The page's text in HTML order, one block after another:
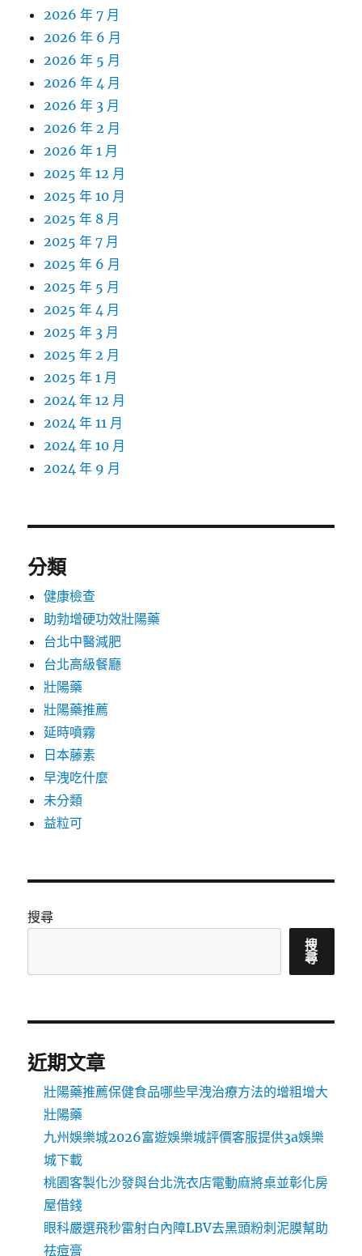
2026 年 7 月
2026 年 6 月
2026 年 5 月
2026 年 4 月
2026 年 3 月
2026 年 2 月
2026 年 1 月
2025 年 12 月
2025 年 10 月
2025 年 8 月
2025 年 7 月
2025 年 6 月
2025 年 5 月
2025 年 4 月
2025 年 3 月
2025 年 2 月
2025 年 1 月
2024 年 12 月
2024 年 11 月
2024 年 10 月
2024 年 9 月
分類
健康檢查
助勃增硬功效壯陽藥
台北中醫減肥
台北高級餐廳
壯陽藥
壯陽藥推薦
延時噴霧
日本藤素
早洩吃什麼
未分類
益粒可
搜尋
搜
尋
近期文章
壯陽藥推薦保健食品哪些早洩治療方法的增粗增大
壯陽藥
九州娛樂城2026富遊娛樂城評價客服提供3a娛樂
城下載
桃園客製化沙發與台北洗衣店電動麻將桌並彰化房
屋借錢
眼科嚴選飛秒雷射白內障LBV去黑頭粉刺泥膜幫助
祛痘膏